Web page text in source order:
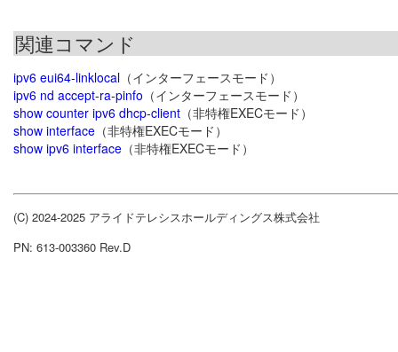
関連コマンド
ipv6 eui64-linklocal （インターフェースモード）
ipv6 nd accept-ra-pinfo （インターフェースモード）
show counter ipv6 dhcp-client （非特権EXECモード）
show interface （非特権EXECモード）
show ipv6 interface （非特権EXECモード）
(C) 2024-2025 アライドテレシスホールディングス株式会社
PN: 613-003360 Rev.D